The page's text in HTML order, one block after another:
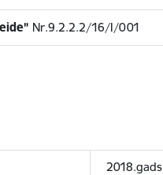
Nr.9.2.2.2/16/I/001
2018.gads